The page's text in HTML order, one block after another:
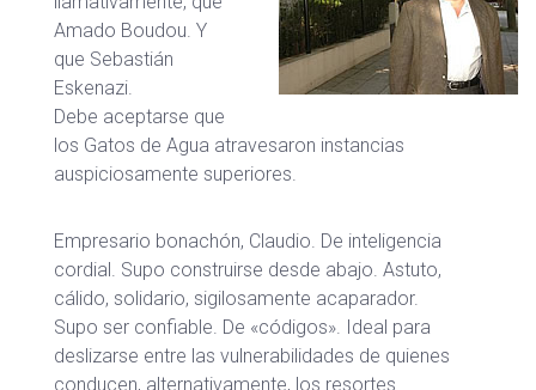
Amado Boudou. Y
que Sebastián
Eskenazi.
Debe aceptarse que
los Gatos de Agua atravesaron instancias
auspiciosamente superiores.
Empresario bonachón, Claudio. De inteligencia
cordial. Supo construirse desde abajo. Astuto,
cálido, solidario, sigilosamente acaparador.
Supo ser confiable. De «códigos». Ideal para
deslizarse entre las vulnerabilidades de quienes
conducen, alternativamente, los resortes